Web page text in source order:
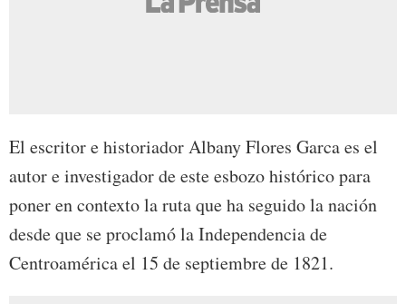
El escritor e historiador Albany Flores Garca es el
autor e investigador de este esbozo histórico para
poner en contexto la ruta que ha seguido la nación
desde que se proclamó la Independencia de
Centroamérica el 15 de septiembre de 1821.